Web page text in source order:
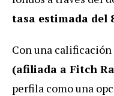
tasa estimada del
Con una calificación
(afiliada a Fitch
perfila como una